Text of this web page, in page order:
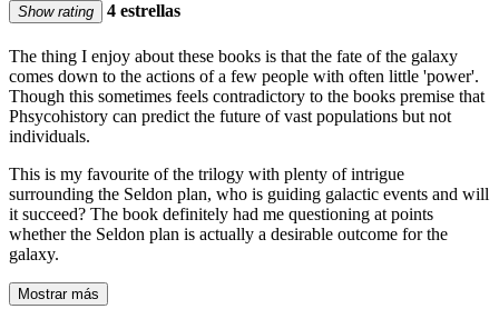
Show rating 4 estrellas
The thing I enjoy about these books is that the fate of the galaxy
comes down to the actions of a few people with often little 'power'.
Though this sometimes feels contradictory to the books premise that
Phsycohistory can predict the future of vast populations but not
individuals.
This is my favourite of the trilogy with plenty of intrigue
surrounding the Seldon plan, who is guiding galactic events and will
it succeed? The book definitely had me questioning at points
whether the Seldon plan is actually a desirable outcome for the
galaxy.
Mostrar más